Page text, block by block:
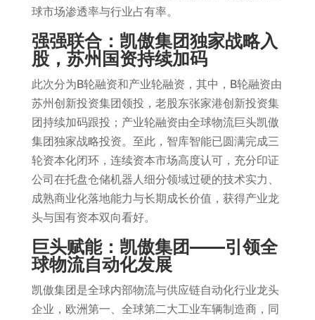
球市场渗透率与行业占有率。
强强联合：凯傲集团独家战略入
股，苏州国资持续加码
此次分为B轮融资和产业轮融资，其中，B轮融资由
苏州创新投资集团领投，老股东张家港创新投资集
团持续加码跟投；产业轮融资由全球物流巨头凯傲
集团独家战略投资。至此，智库智能已圆满完成三
轮资本化闭环，连续资本市场高度认可，充分印证
公司在托盘仓储机器人细分领域过硬的技术实力、
成熟商业化落地能力与长期成长价值，获得产业龙
头与国有资本双向看好。
巨头赋能：凯傲集团——引领全
球物流自动化发展
凯傲集团是全球内部物流与供应链自动化行业龙头
企业，欧洲第一、全球第二大工业车辆制造商，同